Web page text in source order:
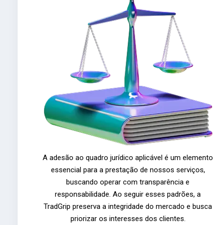
A adesão ao quadro jurídico aplicável é um elemento
essencial para a prestação de nossos serviços,
buscando operar com transparência e
responsabilidade. Ao seguir esses padrões, a
TradGrip preserva a integridade do mercado e busca
priorizar os interesses dos clientes.